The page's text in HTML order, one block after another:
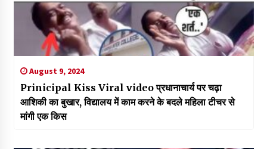
August 9, 2024
Prinicipal Kiss Viral video प्रधानाचार्य पर चढ़ा
आशिकी का बुखार, विद्यालय में काम करने के बदले महिला टीचर से
मांगी एक किस